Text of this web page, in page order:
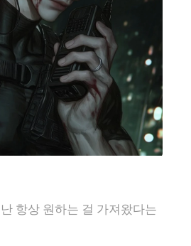
항상 원하는 걸 가져왔다는